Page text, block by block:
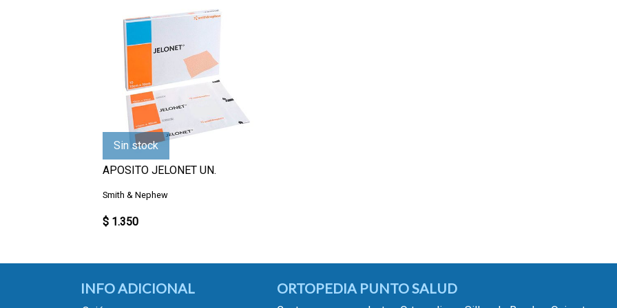
Sin stock
APOSITO JELONET UN.
Smith & Nephew
$ 1.350
INFO ADICIONAL ORTOPEDIA PUNTO SALUD